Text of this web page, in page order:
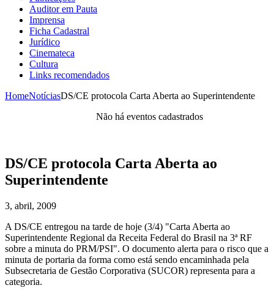
Auditor em Pauta
Imprensa
Ficha Cadastral
Jurídico
Cinemateca
Cultura
Links recomendados
HomeNotíciasDS/CE protocola Carta Aberta ao Superintendente
Não há eventos cadastrados
DS/CE protocola Carta Aberta ao
Superintendente
3, abril, 2009
A DS/CE entregou na tarde de hoje (3/4) "Carta Aberta ao
Superintendente Regional da Receita Federal do Brasil na 3ª RF
sobre a minuta do PRM/PSI". O documento alerta para o risco que a
minuta de portaria da forma como está sendo encaminhada pela
Subsecretaria de Gestão Corporativa (SUCOR) representa para a
categoria.